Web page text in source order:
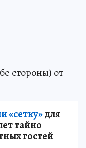
стороны) от
«сетку»для
тайно
гостей